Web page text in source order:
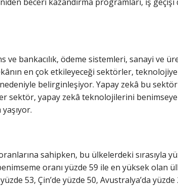
bankacılık, ödeme sistemleri, sanayi ve
en çok etkileyeceği sektörler, teknolojiye
belirginleşiyor. Yapay zekâ bu
sektör, yapay zekâ teknolojilerini
sahipken, bu ülkelerdeki sırasıyla
oranı yüzde 59 ile en yüksek olan
53, Çin’de yüzde 50, Avustralya’da